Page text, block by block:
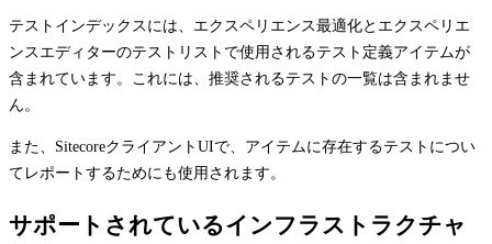
テストインデックスには、エクスペリエンス最適化とエクスペリエ
ンスエディターのテストリストで使用されるテスト定義アイテムが
含まれています。これには、推奨されるテストの一覧は含まれませ
ん。
また、SitecoreクライアントUIで、アイテムに存在するテストについ
てレポートするためにも使用されます。
サポートされているインフラストラクチャ